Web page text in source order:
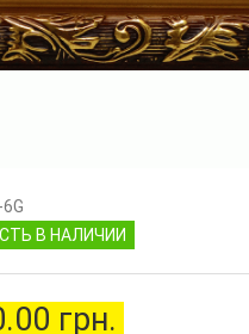
В НАЛИЧИИ
грн.